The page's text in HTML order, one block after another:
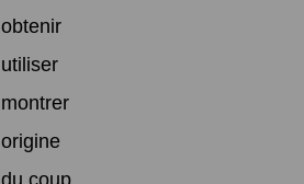
obtenir
utiliser
montrer
origine
du coup